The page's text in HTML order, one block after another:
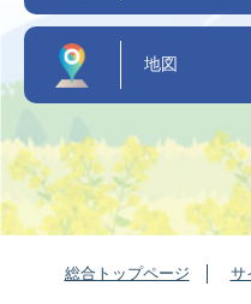
地図
総合トップページ サ